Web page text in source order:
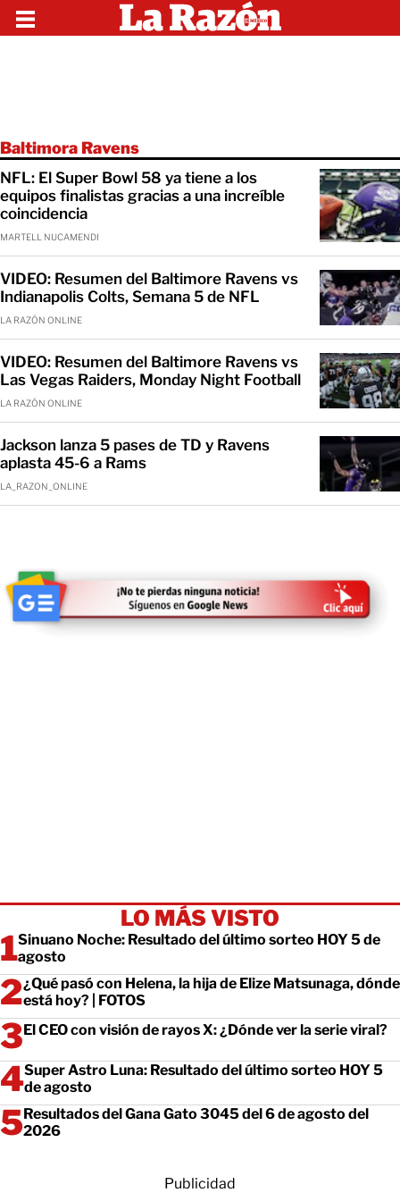
Baltimora Ravens
NFL: El Super Bowl 58 ya tiene a los
equipos finalistas gracias a una increíble
coincidencia
MARTELL NUCAMENDI
VIDEO: Resumen del Baltimore Ravens vs
Indianapolis Colts, Semana 5 de NFL
LA RAZÓN ONLINE
VIDEO: Resumen del Baltimore Ravens vs
Las Vegas Raiders, Monday Night Football
LA RAZÓN ONLINE
Jackson lanza 5 pases de TD y Ravens
aplasta 45-6 a Rams
LA_RAZON_ONLINE
LO MÁS VISTO
Sinuano Noche: Resultado del último sorteo HOY 5 de
agosto
¿Qué pasó con Helena, la hija de Elize Matsunaga, dónde
está hoy? | FOTOS
El CEO con visión de rayos X: ¿Dónde ver la serie viral?
Super Astro Luna: Resultado del último sorteo HOY 5
de agosto
Resultados del Gana Gato 3045 del 6 de agosto del
2026
Publicidad